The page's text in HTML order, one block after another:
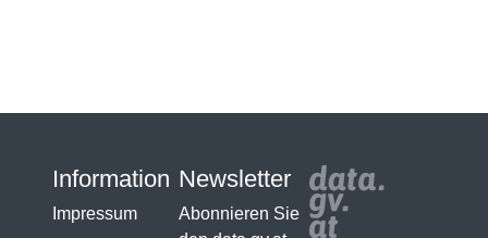
Information
Impressum
Newsletter
Abonnieren Sie